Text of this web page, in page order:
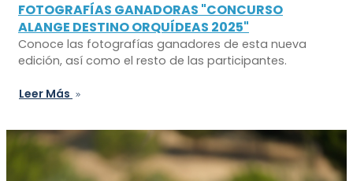
FOTOGRAFÍAS GANADORAS "CONCURSO
ALANGE DESTINO ORQUÍDEAS 2025"
Conoce las fotografías ganadores de esta nueva
edición, así como el resto de las participantes.
Leer Más